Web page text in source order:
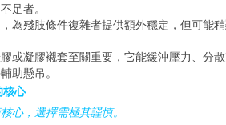
足者。
為殘肢條件復雜者提供額外穩定，但可能
或凝膠襯套至關重要，它能緩沖壓力、分
助懸吊。
核心
心，選擇需極其謹慎。